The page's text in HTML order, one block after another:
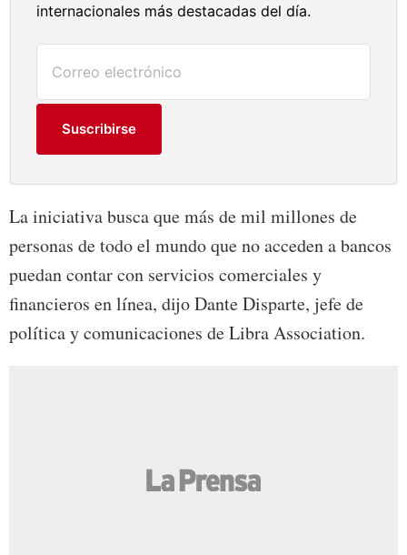
internacionales más destacadas del día.
Suscribirse
La iniciativa busca que más de mil millones de
personas de todo el mundo que no acceden a bancos
puedan contar con servicios comerciales y
financieros en línea, dijo Dante Disparte, jefe de
política y comunicaciones de Libra Association.